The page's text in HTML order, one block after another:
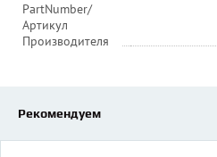
PartNumber/
Артикул
Производителя
Рекомендуем